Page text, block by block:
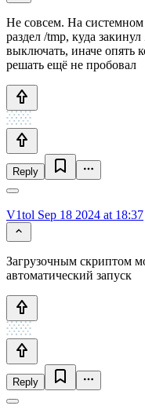
Не совсем. На системном
раздел /tmp, куда
выключать, иначе опять
решать ещё не пробовал
Reply
V1tol Sep 18 2024 at 18:37
Загрузочным скриптом
автоматический запуск
Reply